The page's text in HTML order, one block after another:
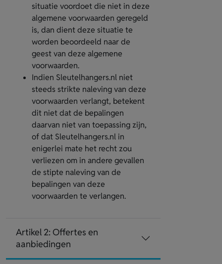
situatie voordoet die niet in deze
algemene voorwaarden geregeld
is, dan dient deze situatie te
worden beoordeeld naar de
geest van deze algemene
voorwaarden.
Indien Sleutelhangers.nl niet
steeds strikte naleving van deze
voorwaarden verlangt, betekent
dit niet dat de bepalingen
daarvan niet van toepassing zijn,
of dat Sleutelhangers.nl in
enigerlei mate het recht zou
verliezen om in andere gevallen
de stipte naleving van de
bepalingen van deze
voorwaarden te verlangen.
Artikel 2: Offertes en
aanbiedingen